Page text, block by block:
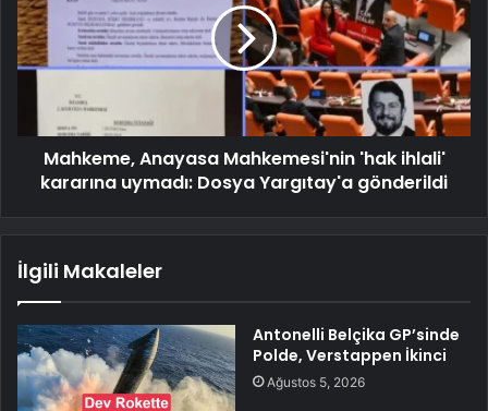
Mahkeme, Anayasa Mahkemesi'nin 'hak ihlali'
kararına uymadı: Dosya Yargıtay'a gönderildi
İlgili Makaleler
Antonelli Belçika GP’sinde
Polde, Verstappen İkinci
Ağustos 5, 2026